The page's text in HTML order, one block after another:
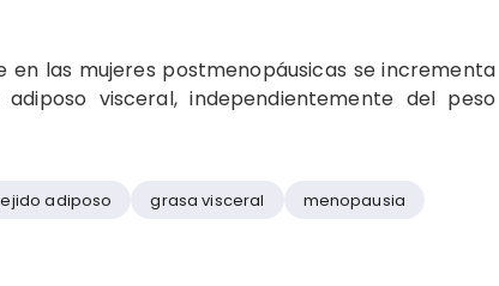
en las mujeres postmenopáusicas se incrementa
visceral, independientemente del peso
adiposo grasa visceral menopausia